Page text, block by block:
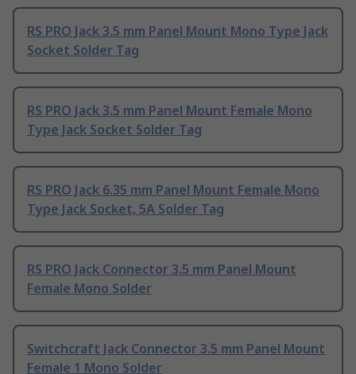
RS PRO Jack 3.5 mm Panel Mount Mono Type Jack
Socket Solder Tag
RS PRO Jack 3.5 mm Panel Mount Female Mono
Type Jack Socket Solder Tag
RS PRO Jack 6.35 mm Panel Mount Female Mono
Type Jack Socket, 5A Solder Tag
RS PRO Jack Connector 3.5 mm Panel Mount
Female Mono Solder
Switchcraft Jack Connector 3.5 mm Panel Mount
Female 1 Mono Solder